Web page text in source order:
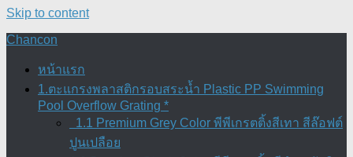
Skip to content
Chancon
หน้าแรก
1.ตะแกรงพลาสติกรอบสระน้ำ Plastic PP Swimming
Pool Overflow Grating *
1.1 Premium Grey Color พีพีเกรตติ้งสีเทา สีล๊อฟต์
ปูนเปลือย